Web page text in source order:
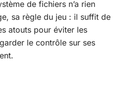
de fichiers n’a rien
sa règle du jeu : il suffit de
atouts pour éviter les
le contrôle sur ses